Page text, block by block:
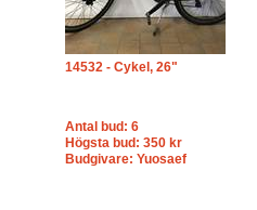
14532 - Cykel, 26"
Antal bud: 6
Högsta bud: 350 kr
Budgivare: Yuosaef